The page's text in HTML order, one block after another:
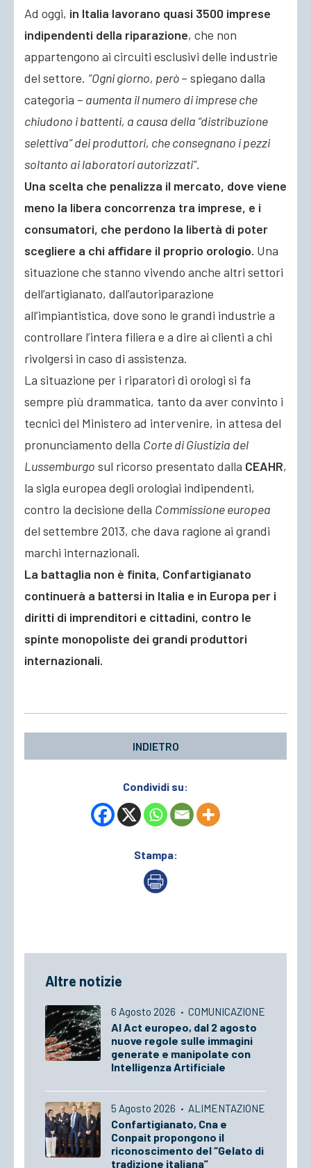
Ad oggi, in Italia lavorano quasi 3500 imprese
indipendenti della riparazione, che non
appartengono ai circuiti esclusivi delle industrie
del settore. “Ogni giorno, però– spiegano dalla
categoria – aumenta il numero di imprese che
chiudono i battenti, a causa della “distribuzione
selettiva” dei produttori, che consegnano i pezzi
soltanto ai laboratori autorizzati”.
Una scelta che penalizza il mercato, dove viene
meno la libera concorrenza tra imprese, e i
consumatori, che perdono la libertà di poter
scegliere a chi affidare il proprio orologio. Una
situazione che stanno vivendo anche altri settori
dell’artigianato, dall’autoriparazione
all’impiantistica, dove sono le grandi industrie a
controllare l’intera filiera e a dire ai clienti a chi
rivolgersi in caso di assistenza.
La situazione per i riparatori di orologi si fa
sempre più drammatica, tanto da aver convinto i
tecnici del Ministero ad intervenire, in attesa del
pronunciamento della Corte di Giustizia del
Lussemburgo sul ricorso presentato dalla CEAHR,
la sigla europea degli orologiai indipendenti,
contro la decisione della Commissione europea
del settembre 2013, che dava ragione ai grandi
marchi internazionali.
La battaglia non è finita, Confartigianato
continuerà a battersi in Italia e in Europa per i
diritti di imprenditori e cittadini, contro le
spinte monopoliste dei grandi produttori
internazionali.
INDIETRO
Condividi su:
Stampa:
Altre notizie
6 Agosto 2026 · COMUNICAZIONE
AI Act europeo, dal 2 agosto
nuove regole sulle immagini
generate e manipolate con
Intelligenza Artificiale
5 Agosto 2026 · ALIMENTAZIONE
Confartigianato, Cna e
Conpait propongono il
riconoscimento del “Gelato di
tradizione italiana”